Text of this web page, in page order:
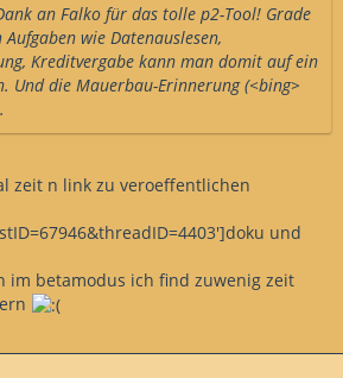
an Falko für das tolle p2-Tool! Grade
wie Datenauslesen,
Kreditvergabe kann man domit auf ein
Und die Mauerbau-Erinnerung (<bing>
zeit n link zu veroeffentlichen
und
im betamodus ich find zuwenig zeit